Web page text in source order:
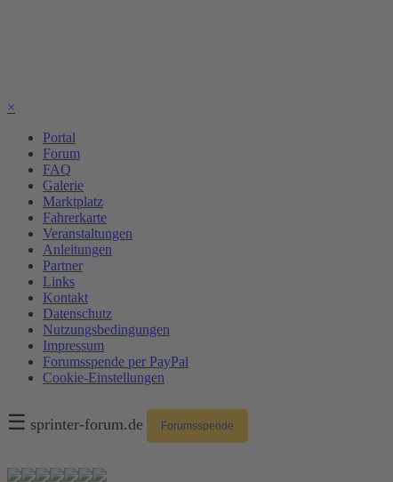
×
Portal
Forum
FAQ
Galerie
Marktplatz
Fahrerkarte
Veranstaltungen
Anleitungen
Partner
Links
Kontakt
Datenschutz
Nutzungsbedingungen
Impressum
Forumsspende per PayPal
Cookie-Einstellungen
☰ sprinter-forum.de Forumsspende